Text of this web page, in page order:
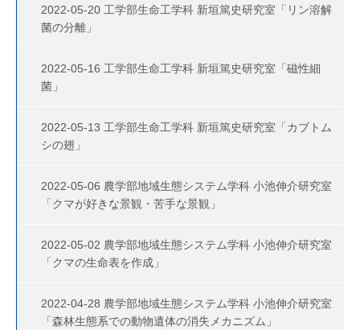
2022-05-20 工学部生命工学科 新垣篤史研究室「リン溶解
菌の分離」
2022-05-16 工学部生命工学科 新垣篤史研究室「磁性細
菌」
2022-05-13 工学部生命工学科 新垣篤史研究室「カブトム
シの翅」
2022-05-06 農学部地域生態システム学科 小池伸介研究室
「クマが好きな景観・苦手な景観」
2022-05-02 農学部地域生態システム学科 小池伸介研究室
「クマの生命表を作成」
2022-04-28 農学部地域生態システム学科 小池伸介研究室
「森林生態系での動物遺体の消失メカニズム」